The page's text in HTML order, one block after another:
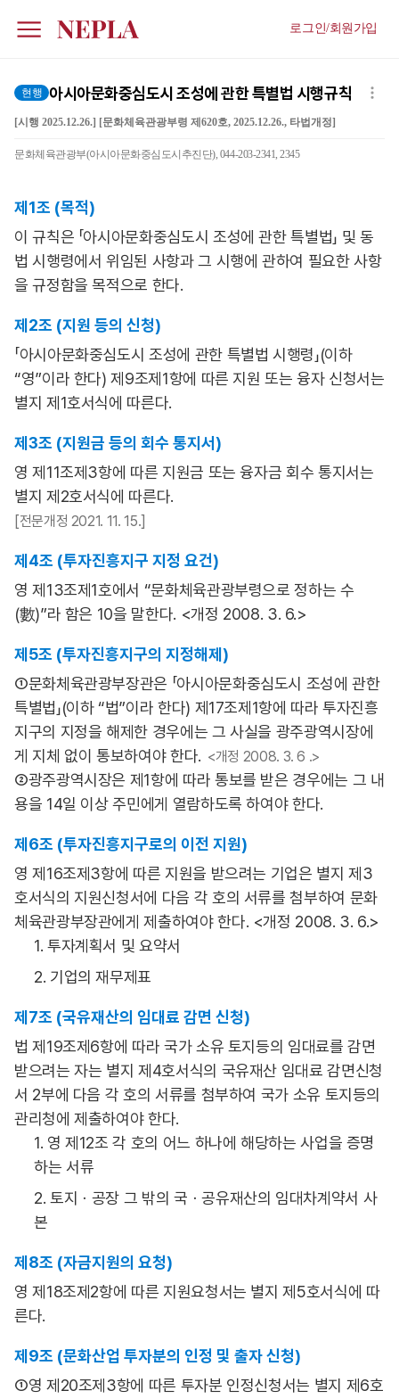
로그인/회원가입
현행 아시아문화중심도시 조성에 관한 특별법 시행규칙
[시행 2025.12.26.] [문화체육관광부령 제620호, 2025.12.26., 타법개정]
문화체육관광부(아시아문화중심도시추진단), 044-203-2341, 2345
제1조 (목적)
이 규칙은 「아시아문화중심도시 조성에 관한 특별법」 및 동
법 시행령에서 위임된 사항과 그 시행에 관하여 필요한 사항
을 규정함을 목적으로 한다.
제2조 (지원 등의 신청)
「아시아문화중심도시 조성에 관한 특별법 시행령」(이하
“영”이라 한다) 제9조제1항에 따른 지원 또는 융자 신청서는
별지 제1호서식에 따른다.
제3조 (지원금 등의 회수 통지서)
영 제11조제3항에 따른 지원금 또는 융자금 회수 통지서는
별지 제2호서식에 따른다.
[전문개정 2021. 11. 15.]
제4조 (투자진흥지구 지정 요건)
영 제13조제1호에서 “문화체육관광부령으로 정하는 수
(數)”라 함은 10을 말한다. <개정 2008. 3. 6.>
제5조 (투자진흥지구의 지정해제)
①문화체육관광부장관은 「아시아문화중심도시 조성에 관한
특별법」(이하 “법”이라 한다) 제17조제1항에 따라 투자진흥
지구의 지정을 해제한 경우에는 그 사실을 광주광역시장에
게 지체 없이 통보하여야 한다. <개정 2008. 3. 6 .>
②광주광역시장은 제1항에 따라 통보를 받은 경우에는 그 내
용을 14일 이상 주민에게 열람하도록 하여야 한다.
제6조 (투자진흥지구로의 이전 지원)
영 제16조제3항에 따른 지원을 받으려는 기업은 별지 제3
호서식의 지원신청서에 다음 각 호의 서류를 첨부하여 문화
체육관광부장관에게 제출하여야 한다. <개정 2008. 3. 6.>
1. 투자계획서 및 요약서
2. 기업의 재무제표
제7조 (국유재산의 임대료 감면 신청)
법 제19조제6항에 따라 국가 소유 토지등의 임대료를 감면
받으려는 자는 별지 제4호서식의 국유재산 임대료 감면신청
서 2부에 다음 각 호의 서류를 첨부하여 국가 소유 토지등의
관리청에 제출하여야 한다.
1. 영 제12조 각 호의 어느 하나에 해당하는 사업을 증명
하는 서류
2. 토지ㆍ공장 그 밖의 국ㆍ공유재산의 임대차계약서 사
본
제8조 (자금지원의 요청)
영 제18조제2항에 따른 지원요청서는 별지 제5호서식에 따
른다.
제9조 (문화산업 투자분의 인정 및 출자 신청)
①영 제20조제3항에 따른 투자분 인정신청서는 별지 제6호